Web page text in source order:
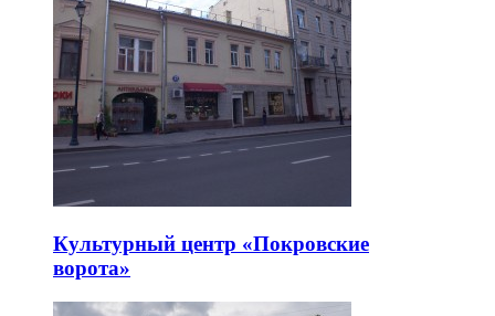
Культурный центр «Покровские
ворота»